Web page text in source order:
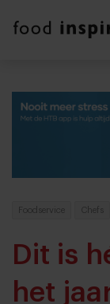
Foodservice Chefs
Dit is
het